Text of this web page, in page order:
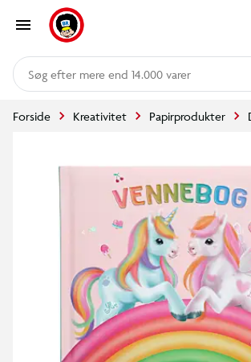
mere end 14.000 varer
Forside Kreativitet Papirprodukter